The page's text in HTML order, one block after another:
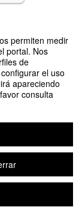
permiten medir
portal. Nos
de
el uso
apareciendo
consulta
sitio
en Tuishou
CESAR GRANADO
Symposium